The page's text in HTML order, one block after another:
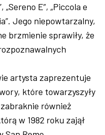
E”, „Piccola e
Jego niepowtarzalny,
brzmienie sprawiły, że
artysta zaprezentuje
które towarzyszyły
również
w 1982 roku zajął